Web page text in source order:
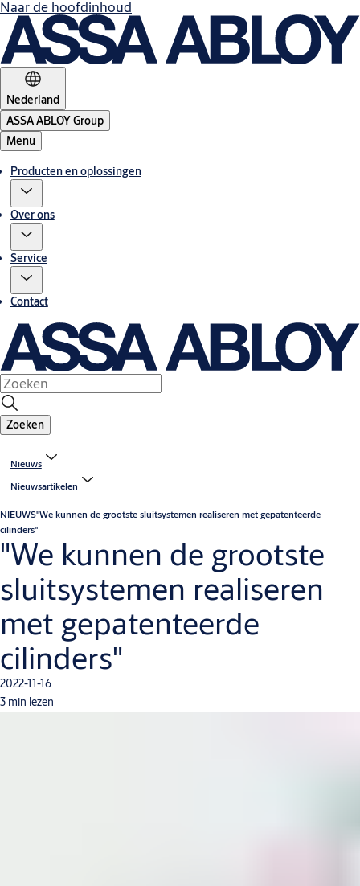
Naar de hoofdinhoud
Nederland
ASSA ABLOY Group
Menu
Producten en oplossingen
Over ons
Service
Contact
Zoeken
Nieuws
Nieuwsartikelen
NIEUWS"We kunnen de grootste sluitsystemen realiseren met gepatenteerde
cilinders"
"We kunnen de grootste
sluitsystemen realiseren
met gepatenteerde
cilinders"
2022-11-16
3 min lezen